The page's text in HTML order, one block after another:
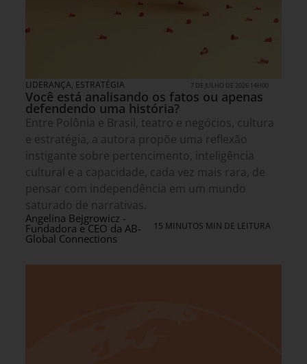
LIDERANÇA, ESTRATÉGIA 7 DE JULHO DE 2026 14H00
Você está analisando os fatos ou apenas
defendendo uma história?
Entre Polônia e Brasil, teatro e negócios, cultura
e estratégia, a autora propõe uma reflexão
instigante sobre pertencimento, inteligência
cultural e a capacidade, cada vez mais rara, de
pensar com independência em um mundo
saturado de narrativas.
Angelina Bejgrowicz -
Fundadora e CEO da AB-
Global Connections
15 MINUTOS MIN DE LEITURA